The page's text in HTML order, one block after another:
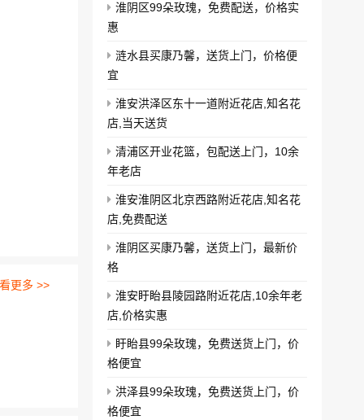
更多 >>
淮阴区99朵玫瑰，免费配送，价格实
惠
涟水县买康乃馨，送货上门，价格便
宜
淮安洪泽区东十一道附近花店,知名花
店,当天送货
清浦区开业花篮，包配送上门，10余
年老店
淮安淮阴区北京西路附近花店,知名花
店,免费配送
淮阴区买康乃馨，送货上门，最新价
格
淮安盱眙县陵园路附近花店,10余年老
店,价格实惠
盱眙县99朵玫瑰，免费送货上门，价
格便宜
洪泽县99朵玫瑰，免费送货上门，价
格便宜